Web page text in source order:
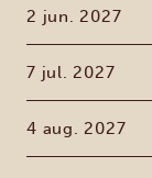
2 jun. 2027
7 jul. 2027
4 aug. 2027